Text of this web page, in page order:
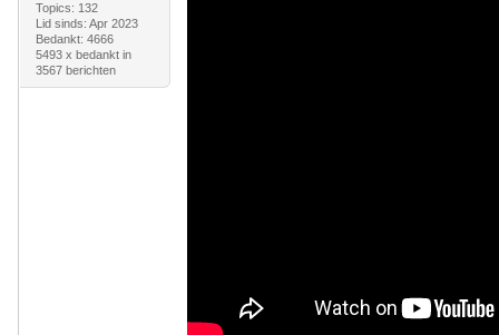
Topics: 132
Lid sinds: Apr 2023
Bedankt: 4666
5493 x bedankt in
3567 berichten